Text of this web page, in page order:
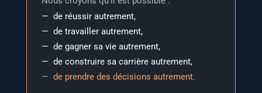
de réus­sir autrement,
de tra­vailler autrement,
de gagner sa vie autrement,
de construire sa car­rière autrement,
de prendre des déci­sions autrement.